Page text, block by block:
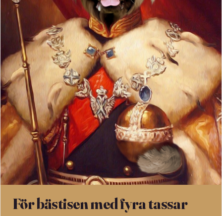
För bästisen med fyra tassar